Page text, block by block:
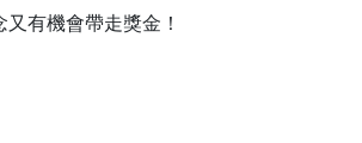
有機會帶走獎金！